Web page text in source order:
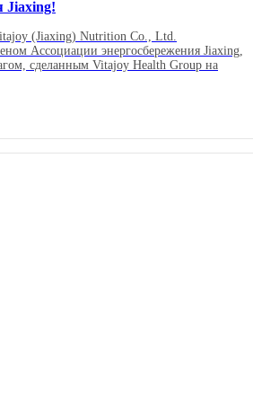
Jiaxing!
(Jiaxing) Nutrition Co., Ltd.
Ассоциации энергосбережения Jiaxing,
сделанным Vitajoy Health Group на